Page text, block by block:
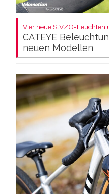
Vier neue StVZO-Leuchten
CATEYE
neuen Modellen